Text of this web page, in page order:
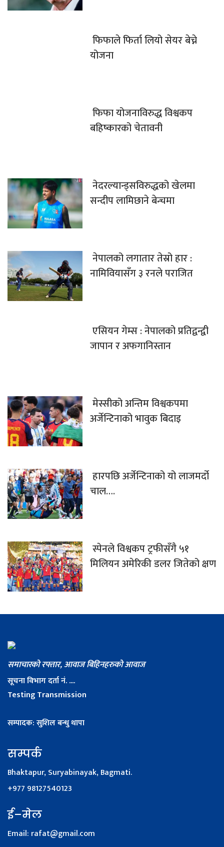
फिफाले फिर्ता लियो सेयर बेच्ने
योजना
फिफा योजनाविरुद्ध विश्वकप
बहिष्कारको चेतावनी
नेदरल्यान्ड्सविरुद्धको खेलमा
सन्दीप लामिछाने बेन्चमा
नेपालको लगातार तेस्रो हार :
नामिवियासँग ३ रनले पराजित
एसियन गेम्स : नेपालको प्रतिद्वन्द्वी
जापान र अफगानिस्तान
मेस्सीको अन्तिम विश्वकपमा
अर्जेन्टिनाको भावुक बिदाइ
हारपछि अर्जेन्टिनाको यो लाजमर्दो
चाल….
स्पेनले विश्वकप ट्रफीसँगै ५१
मिलियन अमेरिकी डलर जितेको क्षण
समाचारको रफ्तार, आवाज बिहिनहरुको आवाज
सूचना विभाग दर्ता नं. ....
Testing Transmission
सम्पादक: सुशिल बन्धु थापा
सम्पर्क
Bhaktapur, Suryabinayak, Bagmati.
+977 98127540123
ई–मेल
Email: rafat@gmail.com